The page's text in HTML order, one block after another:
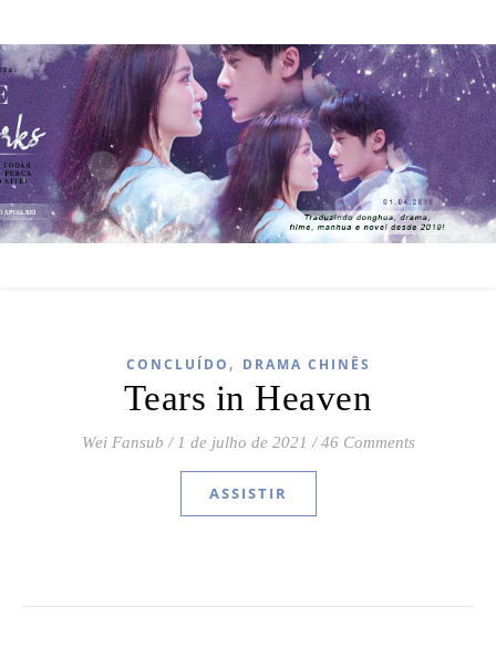
CONCLUÍDO , DRAMA CHINÊS
Tears in Heaven
Wei Fansub / 1 de julho de 2021 / 46 Comments
ASSISTIR